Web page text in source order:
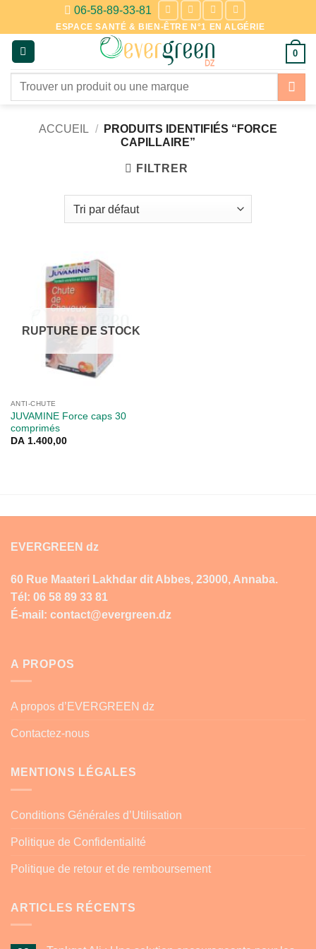
contenu
06-58-89-33-81
ESPACE SANTÉ & BIEN-ÊTRE N°1 EN ALGÉRIE
0
Recherche
ACCUEIL /
PRODUITS IDENTIFIÉS “FORCE
CAPILLAIRE”
FILTRER
RUPTURE DE STOCK
ANTI-CHUTE
JUVAMINE Force caps 30
comprimés
DA1.400,00
EVERGREEN dz
60 Rue Maateri Lakhdar dit Abbes, 23000, Annaba.
Tél: 06 58 89 33 81
É-mail: contact@evergreen.dz
A PROPOS
A propos d’EVERGREEN dz
Contactez-nous
MENTIONS LÉGALES
Conditions Générales d’Utilisation
Politique de Confidentialité
Politique de retour et de remboursement
ARTICLES RÉCENTS